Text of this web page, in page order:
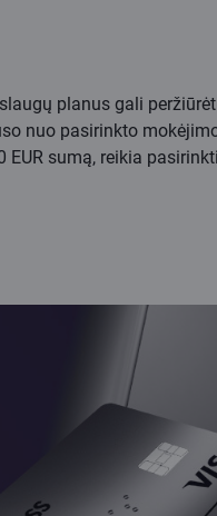
planus gali
nuo pasirinkto
sumą, reikia